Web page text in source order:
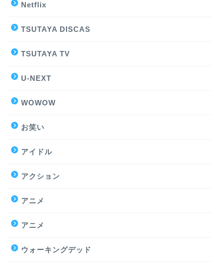
Netflix
TSUTAYA DISCAS
TSUTAYA TV
U-NEXT
WOWOW
お笑い
アイドル
アクション
アニメ
アニメ
ウォーキングデッド